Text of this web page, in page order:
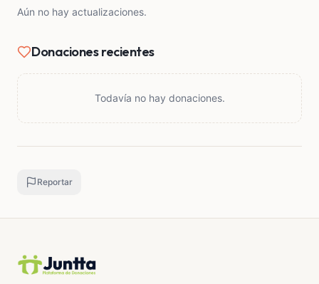
https://www.instagram.com/dunamis_school/
Dios tiene poder para hacer mucho más de lo que le
pedimos. ¡Ni siquiera podemos imaginar lo que Dios
puede hacer para ayudarnos con su poder! ¡A él sea
la gloria en la iglesia y en Cristo Jesús por todas las
generaciones, por los siglos de los siglos! Amén.
Aún no hay actualizaciones.
Donaciones recientes
Todavía no hay donaciones.
Reportar